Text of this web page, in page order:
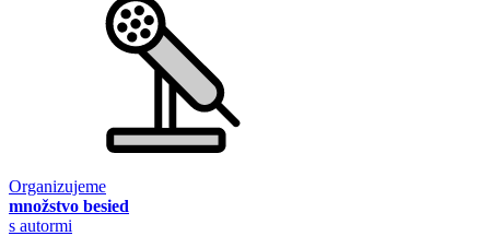
Organizujeme
množstvo besied
s autormi